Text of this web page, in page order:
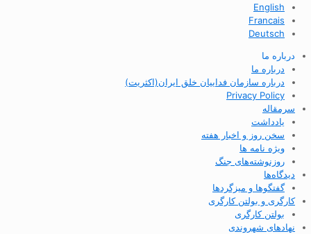
English
Francais
Deutsch
درباره ما
درباره ما
درباره سازمان فداییان خلق ایران(اکثریت)
Privacy Policy
سرمقاله
یادداشت
سخن روز و اخبار هفته
ویژه نامه ها
روزنوشته‌های جنگ
دیدگاه‌ها
گفتگوها و میزگردها
کارگری و بولتن کارگری
بولتن کارگری
نهادهای شهروندی